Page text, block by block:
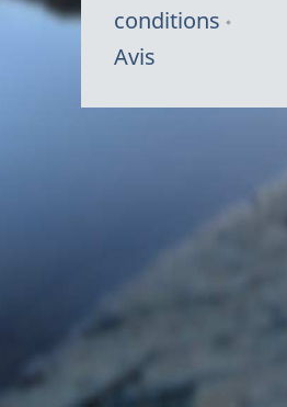
conditions
Avis